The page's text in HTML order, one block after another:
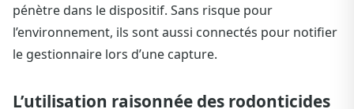
pénètre dans le dispositif. Sans risque pour
l’environnement, ils sont aussi connectés pour notifier
le gestionnaire lors d’une capture.
L’utilisation raisonnée des rodonticides